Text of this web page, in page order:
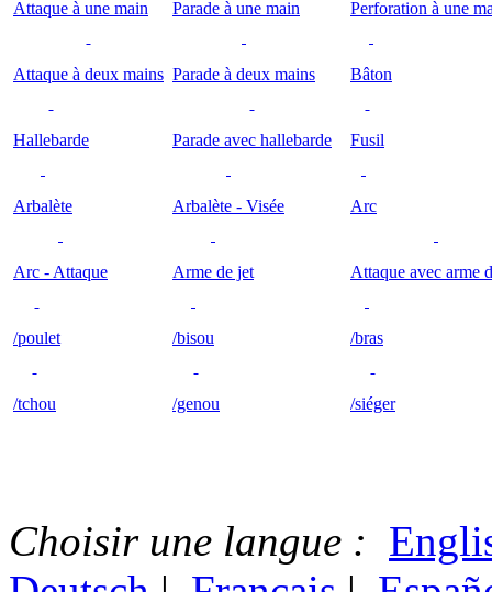
Attaque à une main Parade à une main Perforation à une
Attaque à deux mains Parade à deux mains Bâton
Hallebarde Parade avec hallebarde Fusil
Arbalète Arbalète - Visée Arc
Arc - Attaque Arme de jet Attaque avec arme
/poulet /bisou /bras
/tchou /genou /siéger
Choisir une langue :